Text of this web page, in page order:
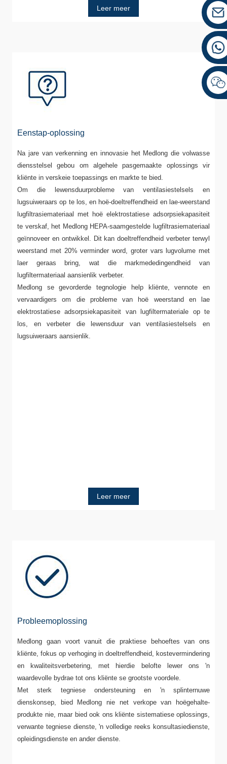
Leer meer
Eenstap-oplossing
Na jare van verkenning en innovasie het Medlong die volwasse
diensstelsel gebou om algehele pasgemaakte oplossings vir
kliënte in verskeie toepassings en markte te bied.
Om die lewensduurprobleme van ventilasiestelsels en
lugsuiweraars op te los, en hoë-doeltreffendheid en lae-weerstand
lugfiltrasiemateriaal met hoë elektrostatiese adsorpsiekapasiteit
te verskaf, het Medlong HEPA-saamgestelde lugfiltrasiemateriaal
geïnnoveer en ontwikkel. Dit kan doeltreffendheid verbeter terwyl
weerstand met 20% verminder word, groter vars lugvolume met
laer geraas bring, wat die markmededingendheid van
lugfiltermateriaal aansienlik verbeter.
Medlong se gevorderde tegnologie help kliënte, vennote en
vervaardigers om die probleme van hoë weerstand en lae
elektrostatiese adsorpsiekapasiteit van lugfiltermateriale op te
los, en verbeter die lewensduur van ventilasiestelsels en
lugsuiweraars aansienlik.
Leer meer
Probleemoplossing
Medlong gaan voort vanuit die praktiese behoeftes van ons
kliënte, fokus op verhoging in doeltreffendheid, kostevermindering
en kwaliteitsverbetering, met hierdie belofte lewer ons 'n
waardevolle bydrae tot ons kliënte se grootste voordele.
Met sterk tegniese ondersteuning en 'n splinternuwe
dienskonsep, bied Medlong nie net verkope van hoëgehalte-
produkte nie, maar bied ook ons ​​kliënte sistematiese oplossings,
verwante tegniese dienste, 'n volledige reeks konsultasiedienste,
opleidingsdienste en ander dienste.